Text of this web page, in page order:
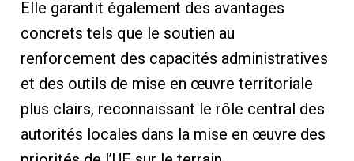
Elle garantit également des avantages
concrets tels que le soutien au
renforcement des capacités administratives
et des outils de mise en œuvre territoriale
plus clairs, reconnaissant le rôle central des
autorités locales dans la mise en œuvre des